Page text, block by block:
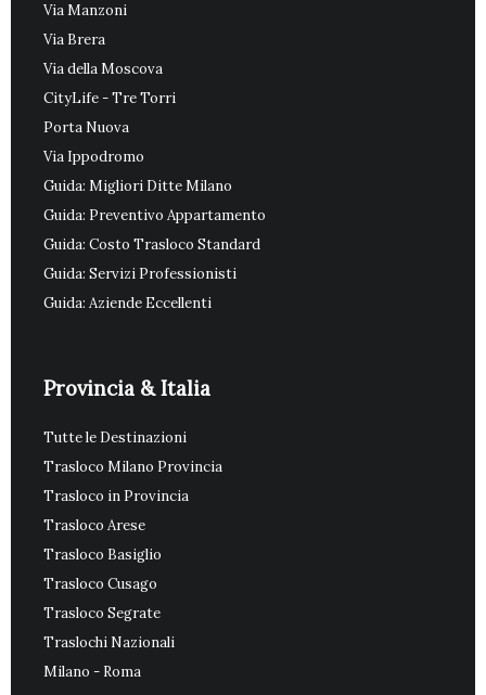
Via Manzoni
Via Brera
Via della Moscova
CityLife - Tre Torri
Porta Nuova
Via Ippodromo
Guida: Migliori Ditte Milano
Guida: Preventivo Appartamento
Guida: Costo Trasloco Standard
Guida: Servizi Professionisti
Guida: Aziende Eccellenti
Provincia & Italia
Tutte le Destinazioni
Trasloco Milano Provincia
Trasloco in Provincia
Trasloco Arese
Trasloco Basiglio
Trasloco Cusago
Trasloco Segrate
Traslochi Nazionali
Milano - Roma